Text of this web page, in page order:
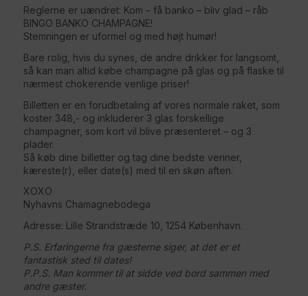
Reglerne er uændret: Kom – få banko – bliv glad – råb
BINGO BANKO CHAMPAGNE!
Stemningen er uformel og med højt humør!
Bare rolig, hvis du synes, de andre drikker for langsomt,
så kan man altid købe champagne på glas og på flaske til
nærmest chokerende venlige priser!
Billetten er en forudbetaling af vores normale raket, som
koster 348,- og inkluderer 3 glas forskellige
champagner, som kort vil blive præsenteret – og 3
plader.
Så køb dine billetter og tag dine bedste venner,
kæreste(r), eller date(s) med til en skøn aften.
XOXO
Nyhavns Chamagnebodega
Adresse: Lille Strandstræde 10, 1254 København.
P.S. Erfaringerne fra gæsterne siger, at det er et
fantastisk sted til dates!
P.P.S. Man kommer til at sidde ved bord sammen med
andre gæster.